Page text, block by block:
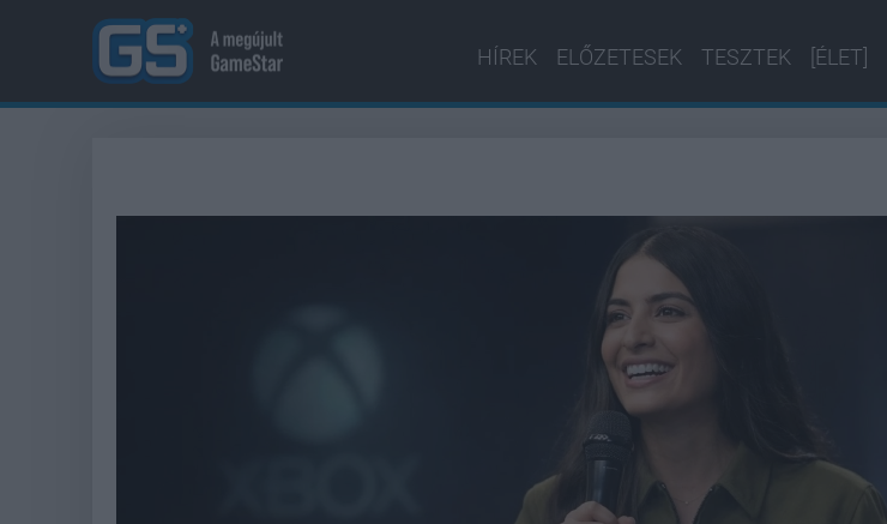
HÍREK ELŐZETESEK TESZTEK [ÉLET]